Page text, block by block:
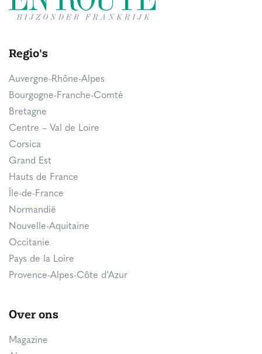
Regio's
Auvergne-Rhône-Alpes
Bourgogne-Franche-Comté
Bretagne
Centre – Val de Loire
Corsica
Grand Est
Hauts de France
Île-de-France
Normandië
Nouvelle-Aquitaine
Occitanie
Pays de la Loire
Provence-Alpes-Côte d’Azur
Over ons
Magazine